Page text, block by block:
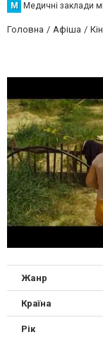
М Медичні заклади
Головна Афіша
Жанр
Країна
Рік